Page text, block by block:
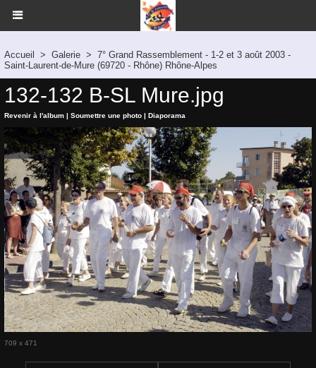
Accueil > Galerie > 7° Grand Rassemblement - 1-2 et 3 août 2003 -
Saint-Laurent-de-Mure (69720 - Rhône) Rhône-Alpes
132-132 B-SL Mure.jpg
Revenir à l'album | Soumettre une photo | Diaporama
709 x 471